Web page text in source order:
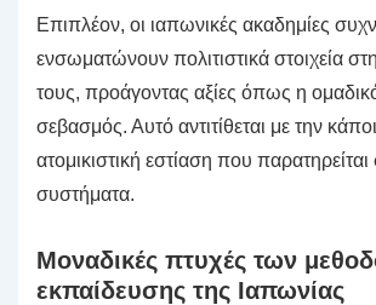
Επιπλέον, οι ιαπωνικές ακαδημίες
ενσωματώνουν πολιτιστικά στοιχεία
τους, προάγοντας αξίες όπως η
σεβασμός. Αυτό αντιτίθεται με την
ατομικιστική εστίαση που
συστήματα.
Μοναδικές πτυχές των
εκπαίδευσης της Ιαπωνίας